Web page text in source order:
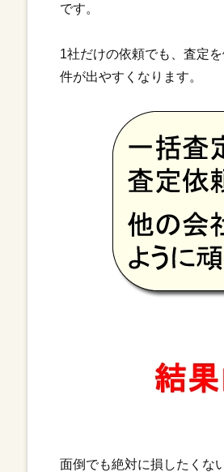
です。
1社だけの依頼でも、査定
件が出やすくなります。
面倒でも絶対に損したくな